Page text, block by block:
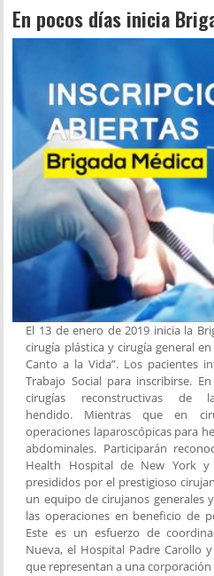
En pocos días inicia
El 13 de enero de 2019 inicia la
cirugía plástica y cirugía general
Canto a la Vida”. Los pacientes
Trabajo Social para inscribirse.
cirugías reconstructivas de
hendido. Mientras que en
operaciones laparoscópicas para
abdominales. Participarán
Health Hospital de New York y
presididos por el prestigioso
un equipo de cirujanos generales
las operaciones en beneficio de
Este es un esfuerzo de
Nueva, el Hospital Padre Carollo
que representan a una